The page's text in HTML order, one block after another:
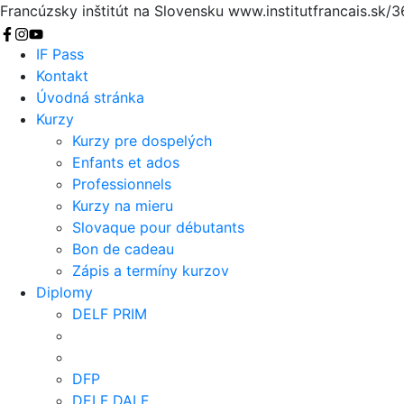
Francúzsky inštitút na Slovensku www.institutfrancais.sk/
Vyhľadať
IF Pass
Kontakt
Úvodná stránka
Kurzy
Kurzy pre dospelých
Enfants et ados
Professionnels
Kurzy na mieru
Slovaque pour débutants
Bon de cadeau
Zápis a termíny kurzov
Diplomy
DELF PRIM
DFP
DELF DALF